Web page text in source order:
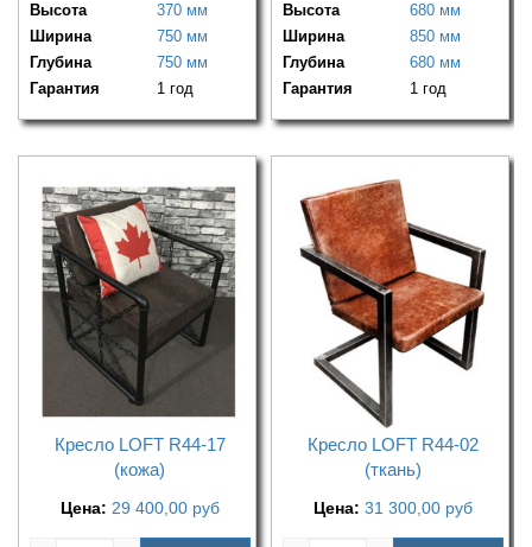
Высота
370 мм
Ширина
750 мм
Глубина
750 мм
Гарантия
1 год
Высота
680 мм
Ширина
850 мм
Глубина
680 мм
Гарантия
1 год
Кресло LOFT R44-17
(кожа)
Цена: 29 400,00 руб
Кресло LOFT R44-02
(ткань)
Цена: 31 300,00 руб